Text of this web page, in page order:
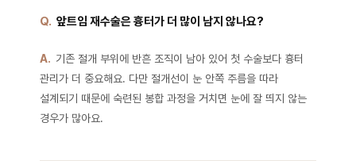
Q. 앞트임 재수술은 흉터가 더 많이 남지 않나요?
A. 기존 절개 부위에 반흔 조직이 남아 있어 첫 수술보다 흉터
관리가 더 중요해요. 다만 절개선이 눈 안쪽 주름을 따라
설계되기 때문에 숙련된 봉합 과정을 거치면 눈에 잘 띄지 않는
경우가 많아요.